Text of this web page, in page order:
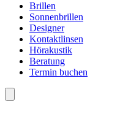
Brillen
Sonnenbrillen
Designer
Kontaktlinsen
Hörakustik
Beratung
Termin buchen